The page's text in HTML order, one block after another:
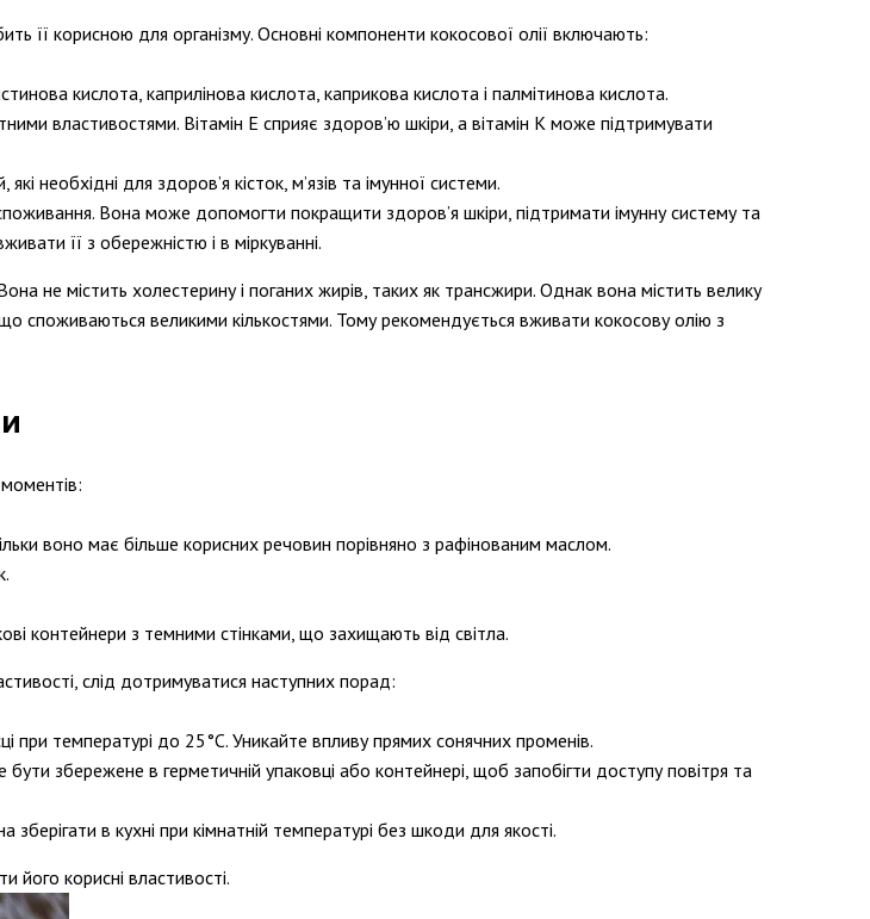
її корисною для організму. Основні компоненти кокосової олії включають:
кислота, каприлінова кислота, каприкова кислота і палмітинова кислота.
властивостями. Вітамін Е сприяє здоров’ю шкіри, а вітамін К може підтримувати
необхідні для здоров’я кісток, м’язів та імунної системи.
Вона може допомогти покращити здоров’я шкіри, підтримати імунну систему та
її з обережністю і в міркуванні.
не містить холестерину і поганих жирів, таких як трансжири. Однак вона містить велику
споживаються великими кількостями. Тому рекомендується вживати кокосову олію з
воно має більше корисних речовин порівняно з рафінованим маслом.
контейнери з темними стінками, що захищають від світла.
слід дотримуватися наступних порад:
при температурі до 25°C. Уникайте впливу прямих сонячних променів.
збережене в герметичній упаковці або контейнері, щоб запобігти доступу повітря та
в кухні при кімнатній температурі без шкоди для якості.
його корисні властивості.